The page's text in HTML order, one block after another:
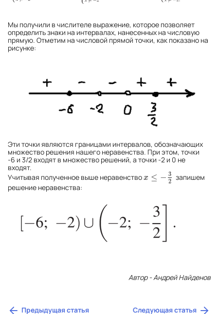
Мы получили в числителе выражение, которое позволяет
определить знаки на интервалах, нанесенных на числовую
прямую. Отметим на числовой прямой точки, как показано на
рисунке:
Эти точки являются границами интервалов, обозначающих
множество решения нашего неравенства. При этом, точки
-6 и 3/2 входят в множество решений, а точки -2 и 0 не
входят.
Учитывая полученное выше неравенствоx ≤ − 3
2
x≤−3 2
запишем
решение неравенства:
Автор - Андрей Найденов
Предыдущая статья Следующая статья